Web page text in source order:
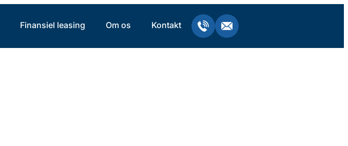
Finansiel leasing Om os Kontakt